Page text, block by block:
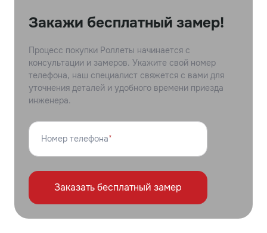
Закажи бесплатный замер!
Процесс покупки Роллеты начинается с
консультации и замеров. Укажите свой номер
телефона, наш специалист свяжется с вами для
уточнения деталей и удобного времени приезда
инженера.
Номер телефона*
Заказать бесплатный замер